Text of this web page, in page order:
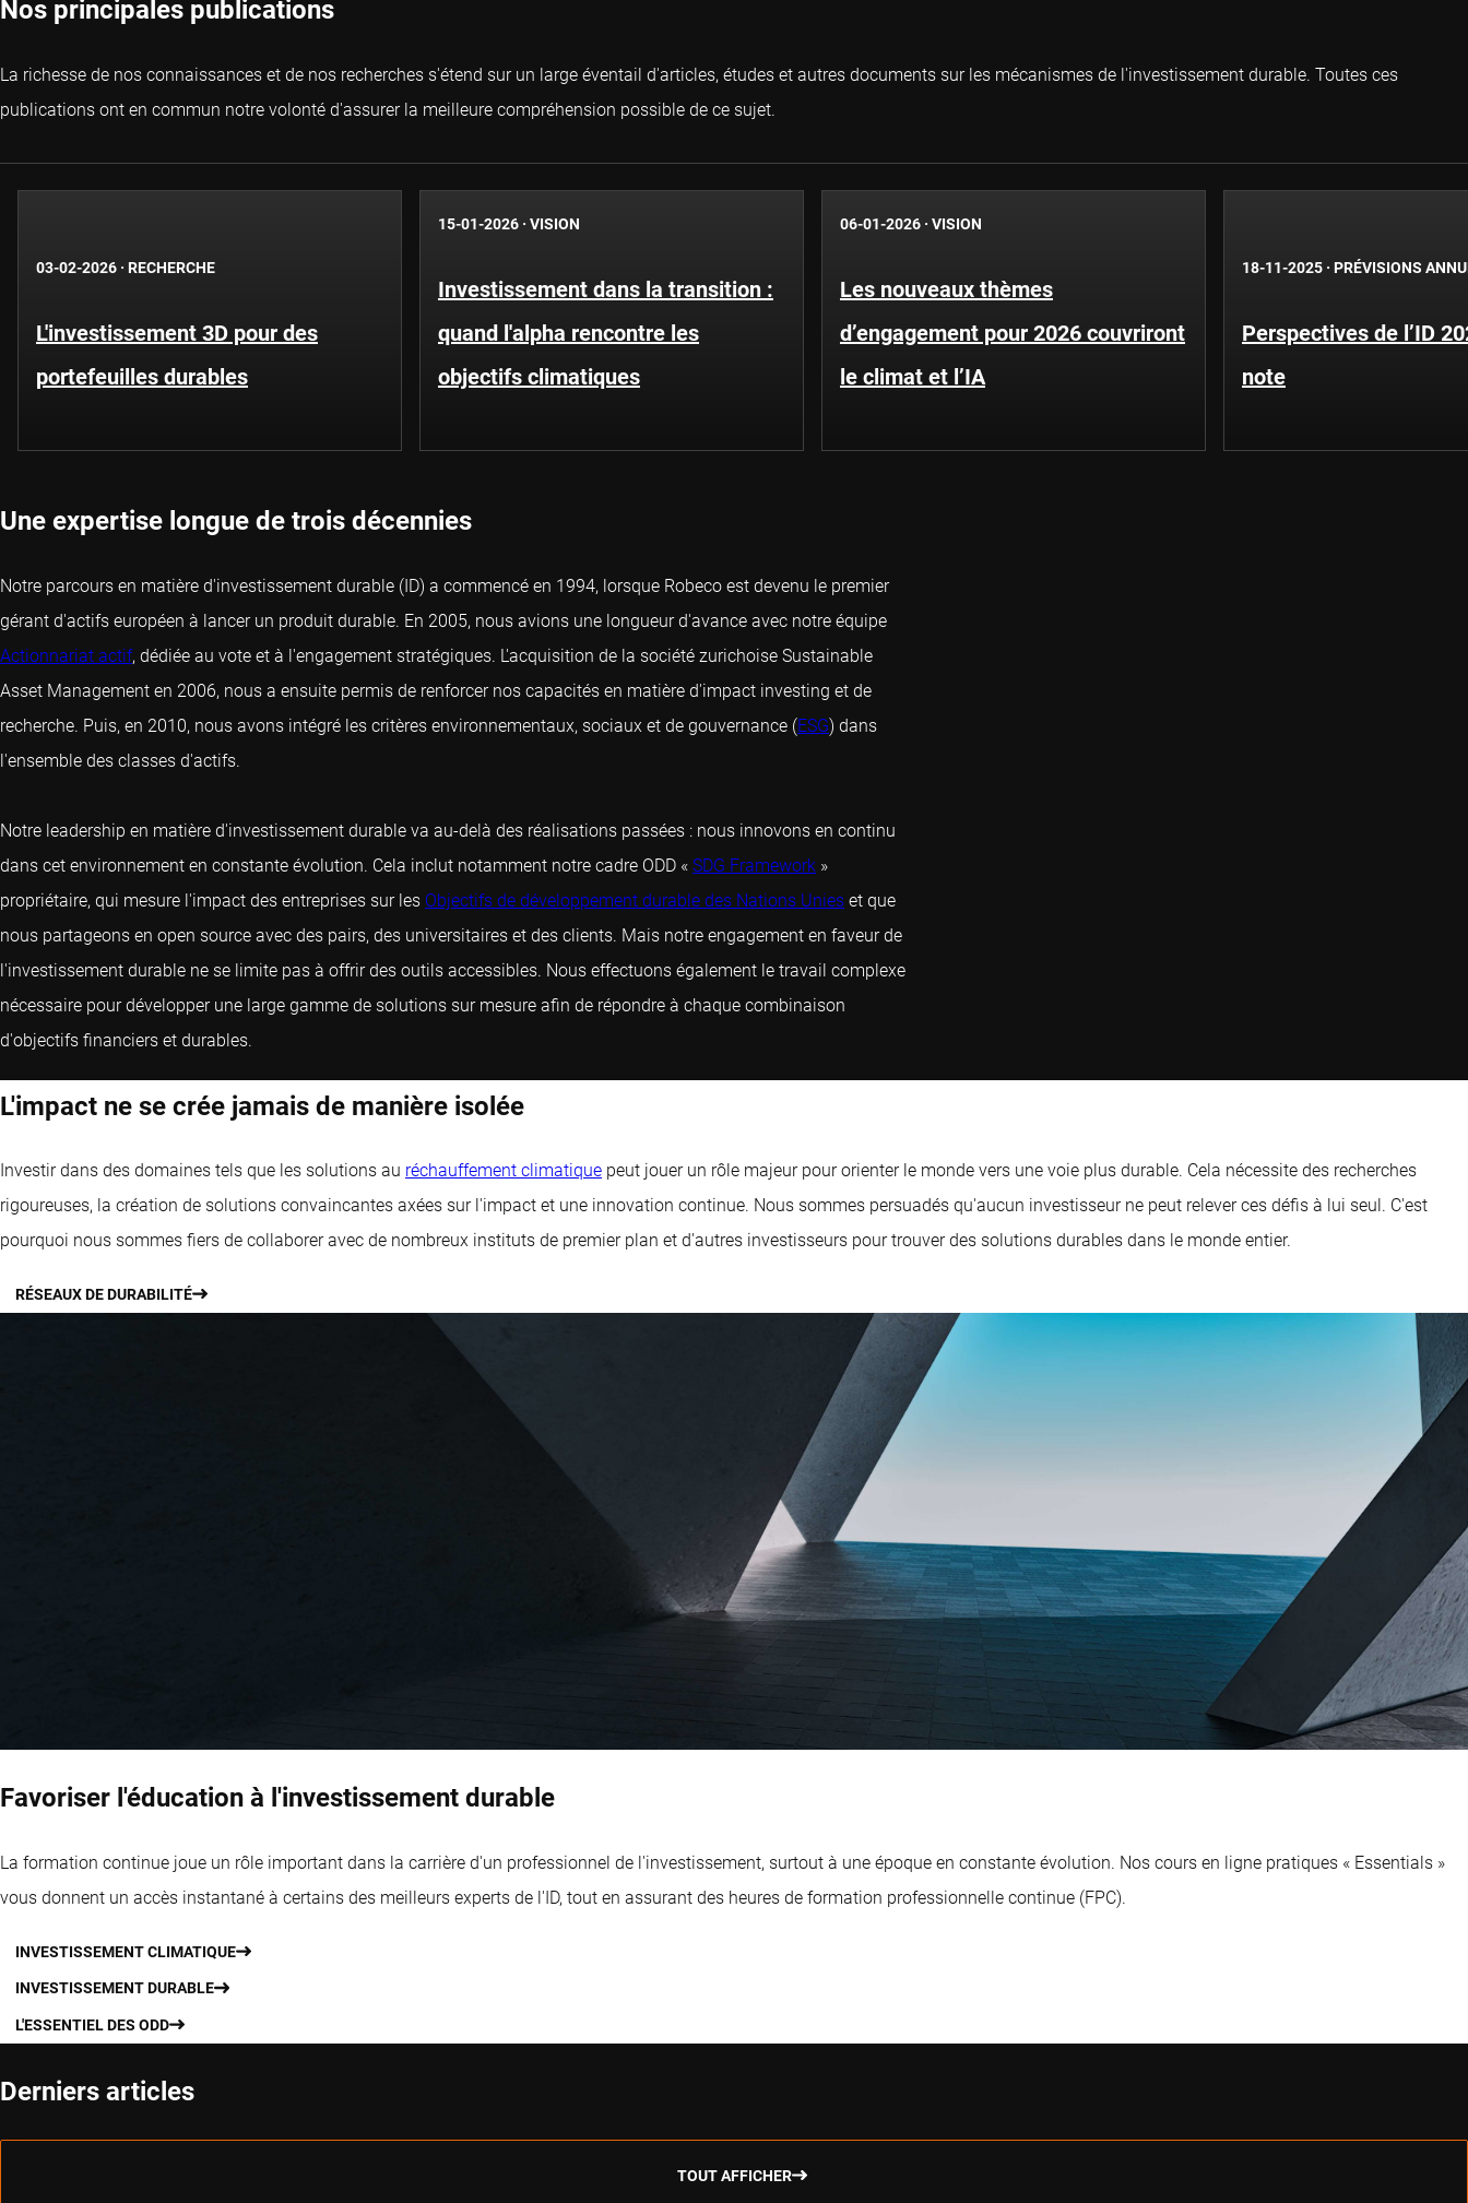
Nos principales publications
La richesse de nos connaissances et de nos recherches s'étend sur un large éventail d'articles, études et autres documents sur les mécanismes de l'investissement durable. Toutes ces
publications ont en commun notre volonté d'assurer la meilleure compréhension possible de ce sujet.
03-02-2026 · RECHERCHE
L'investissement 3D pour des
portefeuilles durables
15-01-2026 · VISION
Investissement dans la transition :
quand l'alpha rencontre les
objectifs climatiques
06-01-2026 · VISION
Les nouveaux thèmes
d’engagement pour 2026 couvriront
le climat et l’IA
18-11-2025 · PRÉVISIONS
Perspectives de l’ID
note
Une expertise longue de trois décennies
Notre parcours en matière d'investissement durable (ID) a commencé en 1994, lorsque Robeco est devenu le premier
gérant d'actifs européen à lancer un produit durable. En 2005, nous avions une longueur d'avance avec notre équipe
Actionnariat actif, dédiée au vote et à l'engagement stratégiques. L'acquisition de la société zurichoise Sustainable
Asset Management en 2006, nous a ensuite permis de renforcer nos capacités en matière d'impact investing et de
recherche. Puis, en 2010, nous avons intégré les critères environnementaux, sociaux et de gouvernance (ESG) dans
l'ensemble des classes d'actifs.
Notre leadership en matière d'investissement durable va au-delà des réalisations passées : nous innovons en continu
dans cet environnement en constante évolution. Cela inclut notamment notre cadre ODD « SDG Framework »
propriétaire, qui mesure l'impact des entreprises sur les Objectifs de développement durable des Nations Unies et que
nous partageons en open source avec des pairs, des universitaires et des clients. Mais notre engagement en faveur de
l'investissement durable ne se limite pas à offrir des outils accessibles. Nous effectuons également le travail complexe
nécessaire pour développer une large gamme de solutions sur mesure afin de répondre à chaque combinaison
d'objectifs financiers et durables.
L'impact ne se crée jamais de manière isolée
Investir dans des domaines tels que les solutions au réchauffement climatique peut jouer un rôle majeur pour orienter le monde vers une voie plus durable. Cela nécessite des recherches
rigoureuses, la création de solutions convaincantes axées sur l'impact et une innovation continue. Nous sommes persuadés qu'aucun investisseur ne peut relever ces défis à lui seul. C'est
pourquoi nous sommes fiers de collaborer avec de nombreux instituts de premier plan et d'autres investisseurs pour trouver des solutions durables dans le monde entier.
RÉSEAUX DE DURABILITÉ
Favoriser l'éducation à l'investissement durable
La formation continue joue un rôle important dans la carrière d'un professionnel de l'investissement, surtout à une époque en constante évolution. Nos cours en ligne pratiques « Essentials »
vous donnent un accès instantané à certains des meilleurs experts de l'ID, tout en assurant des heures de formation professionnelle continue (FPC).
INVESTISSEMENT CLIMATIQUE
INVESTISSEMENT DURABLE
L'ESSENTIEL DES ODD
Derniers articles
TOUT AFFICHER